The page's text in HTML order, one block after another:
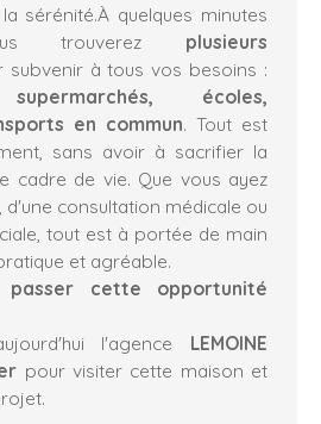
sérénité.À quelques minutes
trouverez plusieurs
subvenir à tous vos besoins :
écoles,
en commun. Tout est
sans avoir à sacrifier la
cadre de vie. Que vous ayez
consultation médicale ou
tout est à portée de main
et agréable.
cette opportunité
l'agence LEMOINE
pour visiter cette maison et